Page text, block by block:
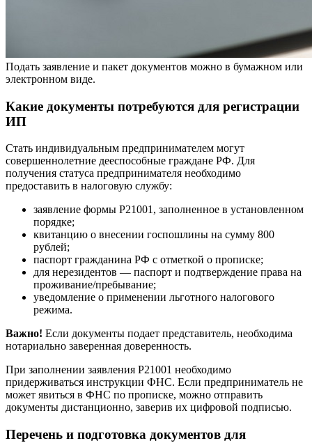
Подать заявление и пакет документов можно в бумажном или
электронном виде.
Какие документы потребуются для регистрации
ИП
Стать индивидуальным предпринимателем могут
совершеннолетние дееспособные граждане РФ. Для
получения статуса предпринимателя необходимо
предоставить в налоговую службу:
заявление формы Р21001, заполненное в установленном
порядке;
квитанцию о внесении госпошлины на сумму 800
рублей;
паспорт гражданина РФ с отметкой о прописке;
для нерезидентов — паспорт и подтверждение права на
проживание/пребывание;
уведомление о применении льготного налогового
режима.
Важно! Если документы подает представитель, необходима
нотариально заверенная доверенность.
При заполнении заявления Р21001 необходимо
придерживаться инструкции ФНС. Если предприниматель не
может явиться в ФНС по прописке, можно отправить
документы дистанционно, заверив их цифровой подписью.
Перечень и подготовка документов для